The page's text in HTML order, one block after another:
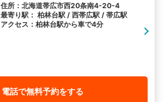
住所：北海道帯広市西20条南4-20-4
最寄り駅： 柏林台駅 / 西帯広駅 / 帯広駅
アクセス：柏林台駅から車で4分
電話で無料予約をする